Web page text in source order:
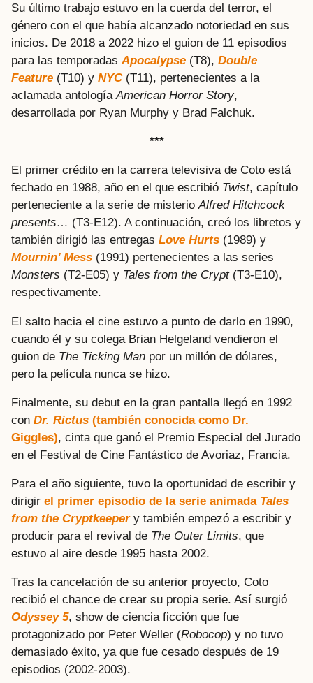
Su último trabajo estuvo en la cuerda del terror, el
género con el que había alcanzado notoriedad en sus
inicios. De 2018 a 2022 hizo el guion de 11 episodios
para las temporadasApocalypse (T8), Double
Feature (T10) y NYC(T11), pertenecientes a la
aclamada antologíaAmerican Horror Story,
desarrollada por Ryan Murphy y Brad Falchuk.
***
El primer crédito en la carrera televisiva de Coto está
fechado en 1988, año en el que escribió Twist, capítulo
perteneciente a la serie de misterioAlfred Hitchcock
presents… (T3-E12). A continuación, creó los libretos y
también dirigió las entregas Love Hurts (1989) y
Mournin’ Mess (1991) pertenecientes a las series
Monsters (T2-E05) y Tales from the Crypt(T3-E10),
respectivamente.
El salto hacia el cine estuvo a punto de darlo en 1990,
cuando él y su colega Brian Helgeland vendieron el
guion de The Ticking Man por un millón de dólares,
pero la película nunca se hizo.
Finalmente, su debut en la gran pantalla llegó en 1992
con Dr. Rictus (también conocida como Dr.
Giggles), cinta que ganó el Premio Especial del Jurado
en el Festival de Cine Fantástico de Avoriaz, Francia.
Para el año siguiente, tuvo la oportunidad de escribir y
dirigir el primer episodio de la serie animada Tales
from the Cryptkeepery también empezó a escribir y
producir para el revival de The Outer Limits, que
estuvo al aire desde 1995 hasta 2002.
Tras la cancelación de su anterior proyecto, Coto
recibió el chance de crear su propia serie. Así surgió
Odyssey 5, show de ciencia ficción que fue
protagonizado por Peter Weller (Robocop) y no tuvo
demasiado éxito, ya que fue cesado después de 19
episodios (2002-2003).